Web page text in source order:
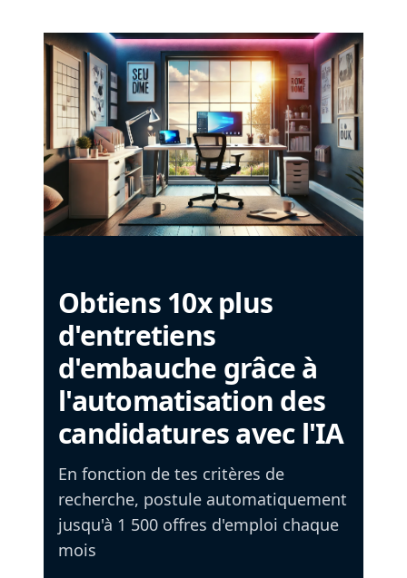
Obtiens 10x plus
d'entretiens
d'embauche grâce à
l'automatisation des
candidatures avec l'IA
En fonction de tes critères de
recherche, postule automatiquement
jusqu'à 1 500 offres d'emploi chaque
mois